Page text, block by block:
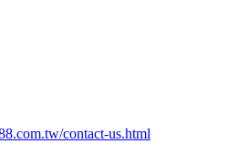
contact-us.html